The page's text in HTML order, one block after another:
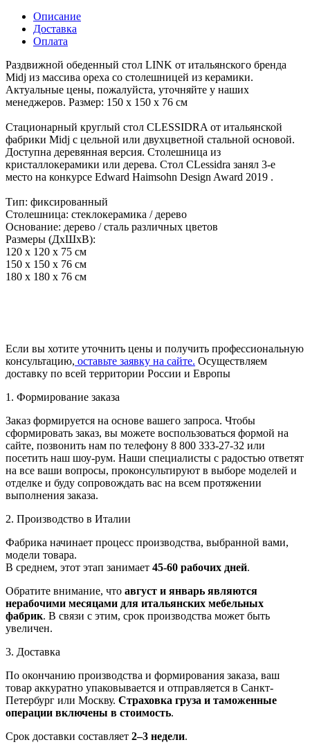
Описание
Доставка
Оплата
Раздвижной обеденный стол LINK от итальянского бренда
Midj из массива ореха со столешницей из керамики.
Актуальные цены, пожалуйста, уточняйте у наших
менеджеров. Размер: 150 x 150 х 76 см
Стационарный круглый стол CLESSIDRA от итальянской
фабрики Midj с цельной или двухцветной стальной основой.
Доступна деревянная версия. Столешница из
кристаллокерамики или дерева. Стол CLessidra занял 3-е
место на конкурсе Edward Haimsohn Design Award 2019 .
Тип: фиксированный
Столешница: стеклокерамика / дерево
Основание: дерево / сталь различных цветов
Размеры (ДхШхВ):
120 x 120 х 75 см
150 x 150 х 76 см
180 x 180 х 76 см
Если вы хотите уточнить цены и получить профессиональную
консультацию, оставьте заявку на сайте. Осуществляем
доставку по всей территории России и Европы
1. Формирование заказа
Заказ формируется на основе вашего запроса. Чтобы
сформировать заказ, вы можете воспользоваться формой на
сайте, позвонить нам по телефону 8 800 333-27-32 или
посетить наш шоу-рум. Наши специалисты с радостью ответят
на все ваши вопросы, проконсультируют в выборе моделей и
отделке и буду сопровождать вас на всем протяжении
выполнения заказа.
2. Производство в Италии
Фабрика начинает процесс производства, выбранной вами,
модели товара.
В среднем, этот этап занимает 45-60 рабочих дней.
Обратите внимание, что август и январь являются
нерабочими месяцами для итальянских мебельных
фабрик. В связи с этим, срок производства может быть
увеличен.
3. Доставка
По окончанию производства и формирования заказа, ваш
товар аккуратно упаковывается и отправляется в Санкт-
Петербург или Москву. Страховка груза и таможенные
операции включены в стоимость.
Срок доставки составляет 2–3 недели.